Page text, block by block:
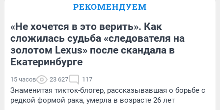
РЕКОМЕНДУЕМ
«Не хочется в это верить». Как
сложилась судьба «следователя на
золотом Lexus» после скандала в
Екатеринбурге
15 часов 23 627 117
Знаменитая тикток-блогер, рассказывавшая о борьбе с
редкой формой рака, умерла в возрасте 26 лет